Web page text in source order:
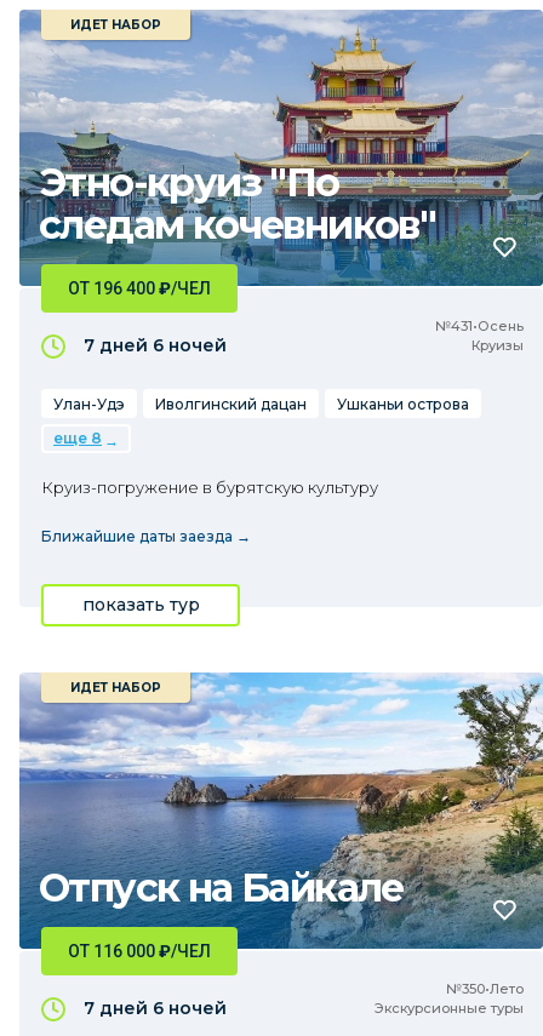
Этно-круиз "По
следам кочевников"
ИДЕТ НАБОР
№431•Осень
Круизы
ОТ 196 400₽/ЧЕЛ
7 дней 6 ночей
Улан-Удэ Иволгинский дацан
Ушканьи острова
еще 8
Круиз-погружение в бурятскую культуру
Ближайшие даты заезда →
показать тур
Отпуск на Байкале
ИДЕТ НАБОР
№350•Лето
Экскурсионные туры
ОТ 116 000₽/ЧЕЛ
7 дней 6 ночей